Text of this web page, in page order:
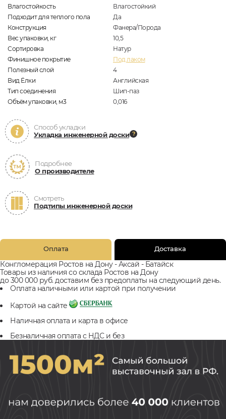
Влагостойкость
Влагостойкий
Подходит для теплого пола
Да
Конструкция
Фанера/Порода
Вес упаковки, кг
10,5
Сортировка
Натур
Финишное покрытие
Под лаком
Полезный слой
4
Вид Ёлки
Английская
Тип соединения
Шип-паз
Объём упаковки, м3
0,016
Способ укладки
Укладка инженерной доски
Подробнее
О производителе
Смотреть
Подтипы инженерной доски
Оплата Доставка
Конгломерация Ростов на Дону - Аксай - Батайск
Товары из наличия со склада Ростов на Дону
до 300 000 руб. доставим без предоплаты на следующий день.
Оплата наличными или картой при получении
Картой на сайте
Наличная оплата и карта в офисе
Безналичная оплата с НДС и без